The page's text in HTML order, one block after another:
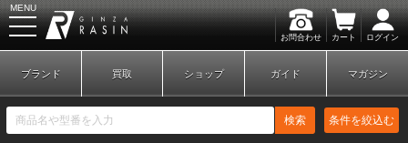
お問合わせ カート ログイン
MENU
ブランド 買取 ショップ ガイド マガジン
検索 条件を絞込む